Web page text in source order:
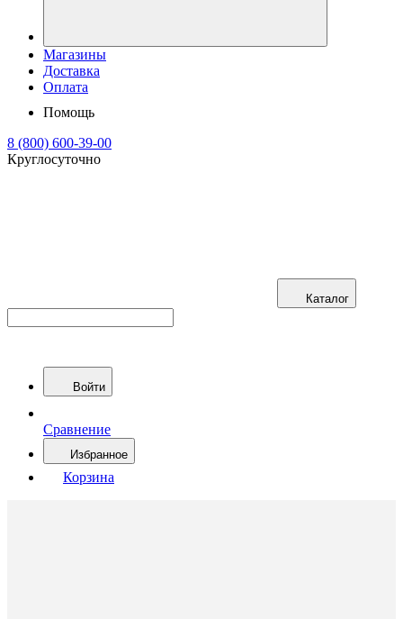
Магазины
Доставка
Оплата
Помощь
8 (800) 600-39-00
Круглосуточно
Каталог
Войти
Сравнение
Избранное
Корзина